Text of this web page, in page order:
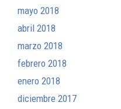
mayo 2018
abril 2018
marzo 2018
febrero 2018
enero 2018
diciembre 2017